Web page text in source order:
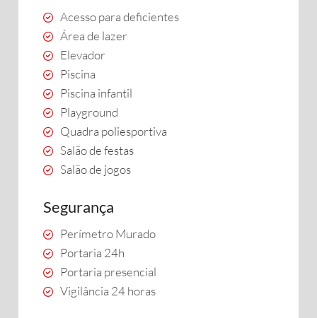
Acesso para deficientes
Área de lazer
Elevador
Piscina
Piscina infantil
Playground
Quadra poliesportiva
Salão de festas
Salão de jogos
Segurança
Perímetro Murado
Portaria 24h
Portaria presencial
Vigilância 24 horas